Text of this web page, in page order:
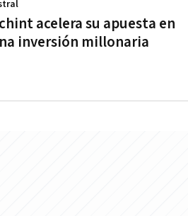
acelera su apuesta en
inversión millonaria